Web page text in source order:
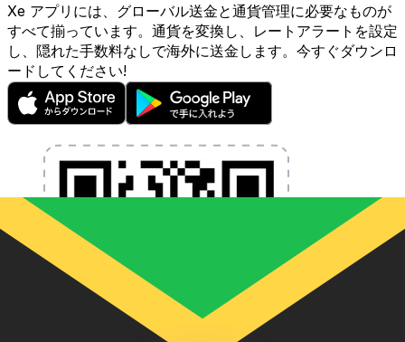
Xe アプリには、グローバル送金と通貨管理に必要なものが
すべて揃っています。通貨を変換し、レートアラートを設定
し、隠れた手数料なしで海外に送金します。今すぐダウンロ
ードしてください!